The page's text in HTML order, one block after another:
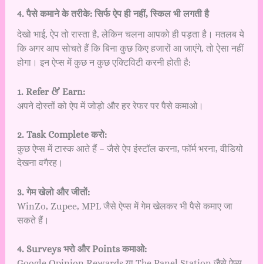
4. पैसे कमाने के तरीके: सिर्फ ऐप ही नहीं, स्किल भी लगती है
देखो भाई, ऐप तो रास्ता है, लेकिन चलना आपको ही पड़ता है। मतलब ये
कि अगर आप सोचते हैं कि बिना कुछ किए हजारों आ जाएंगे, तो ऐसा नहीं
होगा। इन ऐप्स में कुछ न कुछ एक्टिविटी करनी होती है:
1. Refer & Earn:
अपने दोस्तों को ऐप में जोड़ो और हर रेफर पर पैसे कमाओ।
2. Task Complete करो:
कुछ ऐप्स में टास्क आते हैं – जैसे ऐप इंस्टॉल करना, फॉर्म भरना, वीडियो
देखना वगैरह।
3. गेम खेलो और जीतों:
WinZo, Zupee, MPL जैसे ऐप्स में गेम खेलकर भी पैसे कमाए जा
सकते हैं।
4. Surveys भरो और Points कमाओ: